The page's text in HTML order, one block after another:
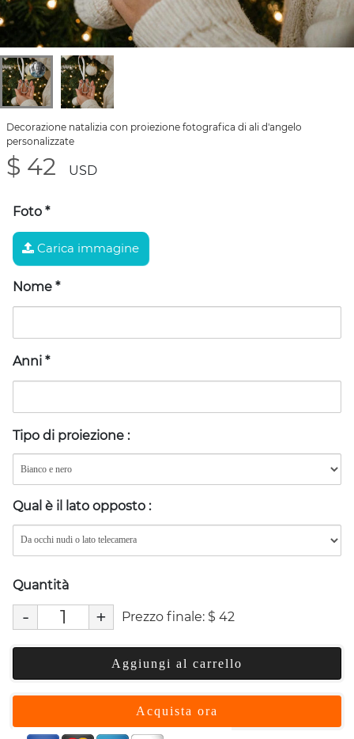
Decorazione natalizia con proiezione fotografica di ali d'angelo
personalizzate
$ 42 USD
Foto *
Carica immagine
Nome *
Anni *
Tipo di proiezione :
Qual è il lato opposto :
Quantità
- + Prezzo finale: $ 42
Aggiungi al carrello
Acquista ora